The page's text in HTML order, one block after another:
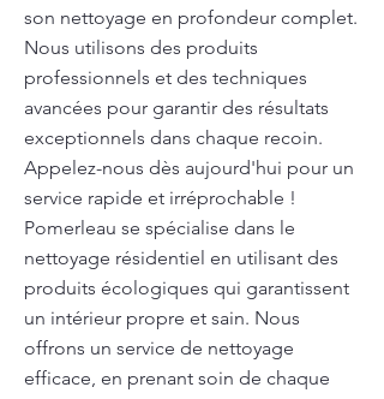
son nettoyage en profondeur complet.
Nous utilisons des produits
professionnels et des techniques
avancées pour garantir des résultats
exceptionnels dans chaque recoin.
Appelez-nous dès aujourd'hui pour un
service rapide et irréprochable !
Pomerleau se spécialise dans le
nettoyage résidentiel en utilisant des
produits écologiques qui garantissent
un intérieur propre et sain. Nous
offrons un service de nettoyage
efficace, en prenant soin de chaque